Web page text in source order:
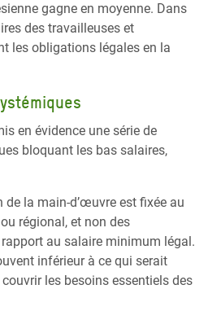
gagne en moyenne. Dans
des travailleuses et
les obligations légales en la
en évidence une série de
bloquant les bas salaires,
de la main-d’œuvre est fixée au
régional, et non des
au salaire minimum légal.
inférieur à ce qui serait
les besoins essentiels des